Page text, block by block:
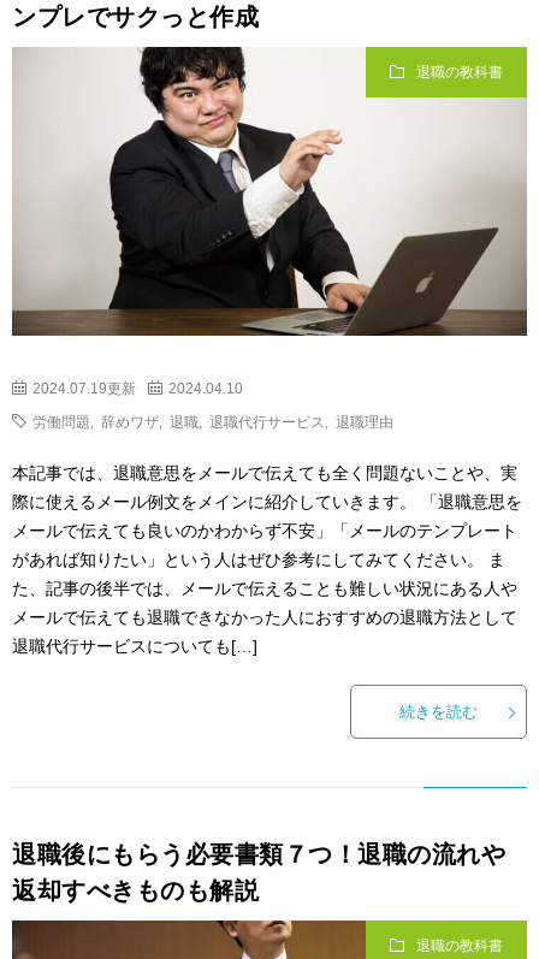
ンプレでサクっと作成
退職の教科書
2024.07.19更新 2024.04.10
労働問題 辞めワザ 退職 退職代行サービス 退職理由
本記事では、退職意思をメールで伝えても全く問題ないことや、実
際に使えるメール例文をメインに紹介していきます。 「退職意思を
メールで伝えても良いのかわからず不安」「メールのテンプレート
があれば知りたい」という人はぜひ参考にしてみてください。 ま
た、記事の後半では、メールで伝えることも難しい状況にある人や
メールで伝えても退職できなかった人におすすめの退職方法として
退職代行サービスについても[…]
続きを読む
退職後にもらう必要書類７つ！退職の流れや
返却すべきものも解説
退職の教科書